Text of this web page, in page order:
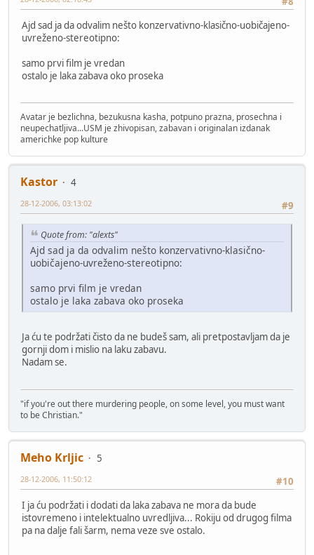
Ajd sad ja da odvalim nešto konzervativno-klasično-uobičajeno-
uvreženo-stereotipno:
samo prvi film je vredan
ostalo je laka zabava oko proseka
Avatar je bezlichna, bezukusna kasha, potpuno prazna, prosechna i
neupechatljiva...USM je zhivopisan, zabavan i originalan izdanak
americhke pop kulture
Kastor
4
#9
28-12-2006, 03:13:02
Quote from: "alexts"
Ajd sad ja da odvalim nešto konzervativno-klasično-
uobičajeno-uvreženo-stereotipno:
samo prvi film je vredan
ostalo je laka zabava oko proseka
Ja ću te podržati čisto da ne budeš sam, ali pretpostavljam da je
gornji dom i mislio na laku zabavu.
Nadam se.
"if you're out there murdering people, on some level, you must want
to be Christian."
Meho Krljic
5
#10
28-12-2006, 11:50:12
I ja ću podržati i dodati da laka zabava ne mora da bude
istovremeno i intelektualno uvredljiva... Rokiju od drugog filma
pa na dalje fali šarm, nema veze sve ostalo.